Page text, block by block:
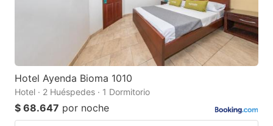
Hotel Ayenda Bioma 1010
Hotel · 2 Huéspedes · 1 Dormitorio
$ 68.647 por noche